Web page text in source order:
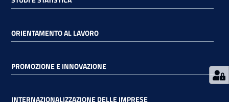
ORIENTAMENTO AL LAVORO
PROMOZIONE E INNOVAZIONE
INTERNAZIONALIZZAZIONE DELLE IMPRESE